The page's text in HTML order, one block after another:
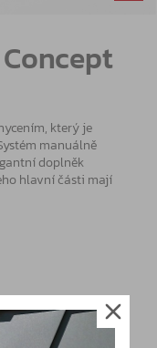
který je
manuálně
doplněk
hlavní části mají